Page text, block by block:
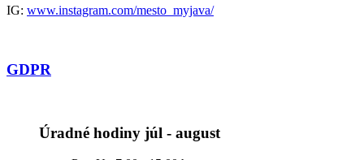
IG: www.instagram.com/mesto_myjava/
GDPR
Úradné hodiny júl - august